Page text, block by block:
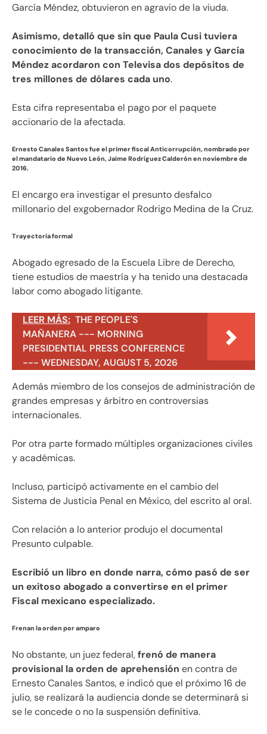
García Méndez, obtuvieron en agravio de la viuda.
Asimismo, detalló que sin que Paula Cusi tuviera
conocimiento de la transacción, Canales y García
Méndez acordaron con Televisa dos depósitos de
tres millones de dólares cada uno.
Esta cifra representaba el pago por el paquete
accionario de la afectada.
Ernesto Canales Santos fue el primer fiscal Anticorrupción, nombrado por
el mandatario de Nuevo León, Jaime Rodríguez Calderón en noviembre de
2016.
El encargo era investigar el presunto desfalco
millonario del exgobernador Rodrigo Medina de la Cruz.
Trayectoria formal
Abogado egresado de la Escuela Libre de Derecho,
tiene estudios de maestría y ha tenido una destacada
labor como abogado litigante.
LEER MÁS: THE PEOPLE'S
MAÑANERA --- MORNING
PRESIDENTIAL PRESS CONFERENCE
--- WEDNESDAY, AUGUST 5, 2026
Además miembro de los consejos de administración de
grandes empresas y árbitro en controversias
internacionales.
Por otra parte formado múltiples organizaciones civiles
y académicas.
Incluso, participó activamente en el cambio del
Sistema de Justicia Penal en México, del escrito al oral.
Con relación a lo anterior produjo el documental
Presunto culpable.
Escribió un libro en donde narra, cómo pasó de ser
un exitoso abogado a convertirse en el primer
Fiscal mexicano especializado.
Frenan la orden por amparo
No obstante, un juez federal,frenó de manera
provisional la orden de aprehensión en contra de
Ernesto Canales Santos, e indicó que el próximo 16 de
julio, se realizará la audiencia donde se determinará si
se le concede o no la suspensión definitiva.